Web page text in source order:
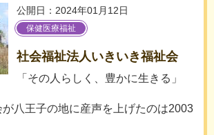
公開日：2024年01月12日
保健医療福祉
社会福祉法人いきいき福祉会
「その人らしく、豊かに生きる」
八王子の地に産声を上げたのは2003